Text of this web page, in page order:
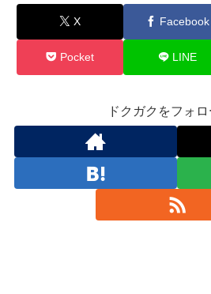
X Facebook
Pocket LINE
ドクガクをフォ